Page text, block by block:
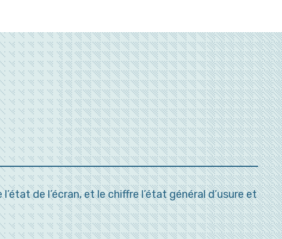
de l’écran, et le chiffre l’état général d’usure et